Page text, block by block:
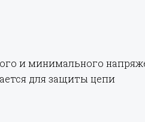
и минимального
для защиты цепи